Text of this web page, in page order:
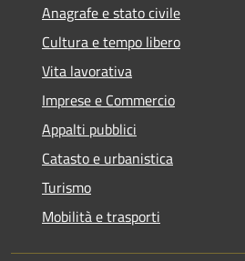
Anagrafe e stato civile
Cultura e tempo libero
Vita lavorativa
Imprese e Commercio
Appalti pubblici
Catasto e urbanistica
Turismo
Mobilità e trasporti